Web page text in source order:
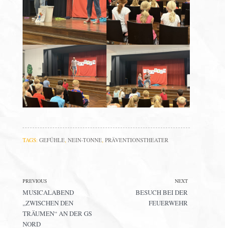
TAGS: GEFÜHLE, NEIN-TONNE, PRÄVENTIONSTHEATER
PREVIOUS
MUSICALABEND
„ZWISCHEN DEN
TRÄUMEN“ AN DER GS
NORD
NEXT
BESUCH BEI DER
FEUERWEHR